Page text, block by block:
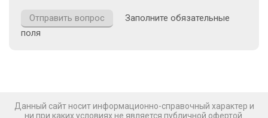
Заполните обязательные
поля
Данный сайт носит информационно-справочный характер и
ни при каких условиях не является публичной офертой.